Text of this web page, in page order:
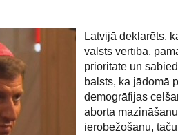
Latvijā deklarēts,
valsts vērtība,
prioritāte un
balsts, ka jādomā
demogrāfijas
aborta
ierobežošanu,